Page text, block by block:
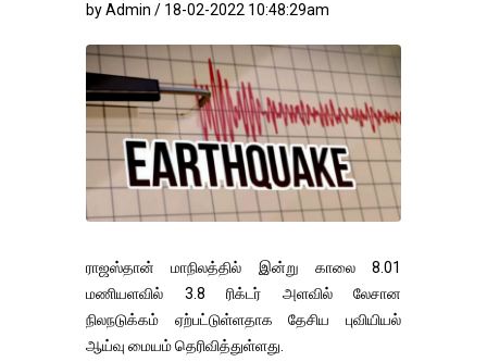
by Admin / 18-02-2022 10:48:29am
ராஜஸ்தான் மாநிலத்தில் இன்று காலை 8.01
மணியளவில் 3.8 ரிக்டர் அளவில் லேசான
நிலநடுக்கம் ஏற்பட்டுள்ளதாக தேசிய புவியியல்
ஆய்வு மையம் தெரிவித்துள்ளது.